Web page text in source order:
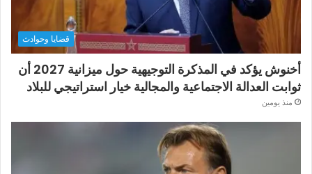
قضايا وحوادث
أخنوش يؤكد في المذكرة التوجيهية حول ميزانية 2027 أن
ثوابت العدالة الاجتماعية والمجالية خيار استراتيجي للبلاد
منذ يومين